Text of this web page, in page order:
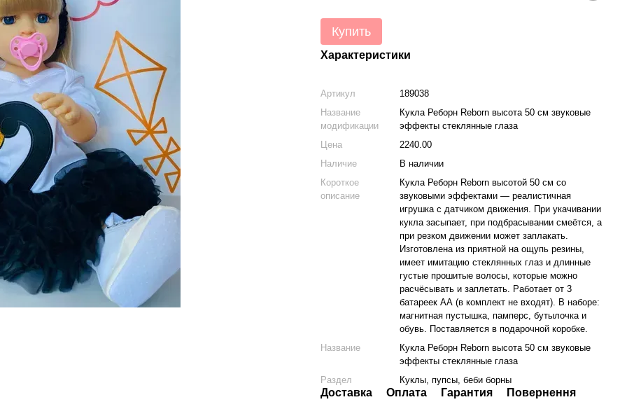
Купить
Характеристики
Артикул
189038
Название
модификации
Кукла Реборн Reborn высота 50 см звуковые
эффекты стеклянные глаза
Цена
2240.00
Наличие
В наличии
Короткое
описание
Кукла Реборн Reborn высотой 50 см со
звуковыми эффектами — реалистичная
игрушка с датчиком движения. При укачивании
кукла засыпает, при подбрасывании смеётся, а
при резком движении может заплакать.
Изготовлена из приятной на ощупь резины,
имеет имитацию стеклянных глаз и длинные
густые прошитые волосы, которые можно
расчёсывать и заплетать. Работает от 3
батареек АА (в комплект не входят). В наборе:
магнитная пустышка, памперс, бутылочка и
обувь. Поставляется в подарочной коробке.
Название
Кукла Реборн Reborn высота 50 см звуковые
эффекты стеклянные глаза
Раздел
Куклы, пупсы, беби борны
Доставка Оплата Гарантия Повернення